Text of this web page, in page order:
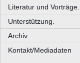
Literatur und Vorträge.
Unterstützung.
Archiv.
Kontakt/Mediadaten